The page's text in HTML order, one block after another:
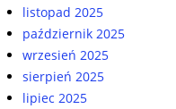
listopad 2025
październik 2025
wrzesień 2025
sierpień 2025
lipiec 2025